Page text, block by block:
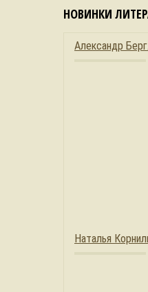
НОВИНКИ
Александр
Наталья